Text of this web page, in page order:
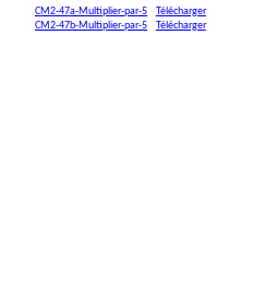
CM2-47a-Multiplier-par-5
Télécharger
CM2-47b-Multiplier-par-5
Télécharger